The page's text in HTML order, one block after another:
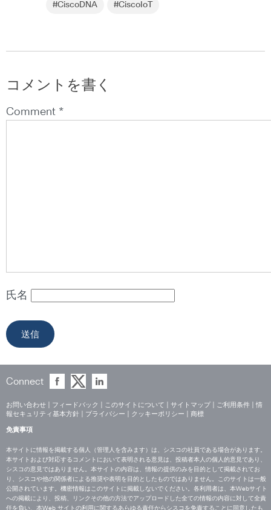
#CiscoDNA #CiscoIoT
コメントを書く
Comment *
氏名
Connect
お問い合わせ フィードバック このサイトについて サイトマップ ご利用条件
情
報セキュリティ基本方針
プライバシー クッキーポリシー 商標
免責事項
本サイトに情報を掲載する個人（管理人を含みます）は、シスコの社員である場合があります。
本サイトおよび対応するコメントにおいて表明される意見は、投稿者本人の個人的意見であり、
シスコの意見ではありません。本サイトの内容は、情報の提供のみを目的として掲載されてお
り、シスコや他の関係者による推奨や表明を目的としたものではありません。このサイトは一般
公開されています。機密情報はこのサイトに掲載しないでください。各利用者は、本Webサイト
への掲載により、投稿、リンクその他の方法でアップロードした全ての情報の内容に対して全責
任を負い、本Web サイトの利用に関するあらゆる責任からシスコを免責することに同意したも